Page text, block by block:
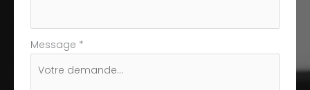
Message *